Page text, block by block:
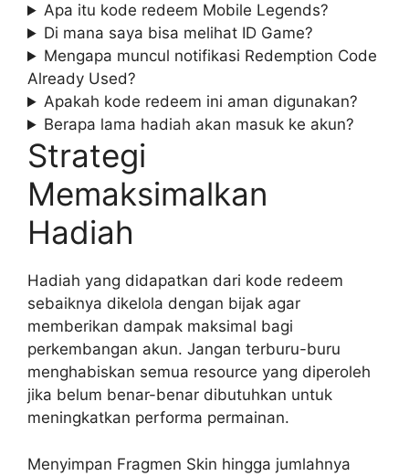
Apa itu kode redeem Mobile Legends?
Di mana saya bisa melihat ID Game?
Mengapa muncul notifikasi Redemption Code
Already Used?
Apakah kode redeem ini aman digunakan?
Berapa lama hadiah akan masuk ke akun?
Strategi
Memaksimalkan
Hadiah
Hadiah yang didapatkan dari kode redeem
sebaiknya dikelola dengan bijak agar
memberikan dampak maksimal bagi
perkembangan akun. Jangan terburu-buru
menghabiskan semua resource yang diperoleh
jika belum benar-benar dibutuhkan untuk
meningkatkan performa permainan.
Menyimpan Fragmen Skin hingga jumlahnya